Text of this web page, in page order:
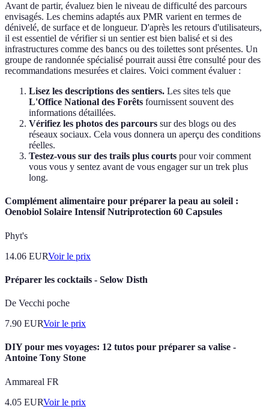
Avant de partir, évaluez bien le niveau de difficulté des parcours
envisagés. Les chemins adaptés aux PMR varient en termes de
dénivelé, de surface et de longueur. D'après les retours d'utilisateurs,
il est essentiel de vérifier si un sentier est bien balisé et si des
infrastructures comme des bancs ou des toilettes sont présentes. Un
groupe de randonnée spécialisé pourrait aussi être consulté pour des
recommandations mesurées et claires. Voici comment évaluer :
Lisez les descriptions des sentiers. Les sites tels que
L'Office National des Forêts fournissent souvent des
informations détaillées.
Vérifiez les photos des parcours sur des blogs ou des
réseaux sociaux. Cela vous donnera un aperçu des conditions
réelles.
Testez-vous sur des trails plus courts pour voir comment
vous vous y sentez avant de vous engager sur un trek plus
long.
Complément alimentaire pour préparer la peau au soleil :
Oenobiol Solaire Intensif Nutriprotection 60 Capsules
Phyt's
14.06 EURVoir le prix
Préparer les cocktails - Selow Disth
De Vecchi poche
7.90 EURVoir le prix
DIY pour mes voyages: 12 tutos pour préparer sa valise -
Antoine Tony Stone
Ammareal FR
4.05 EURVoir le prix